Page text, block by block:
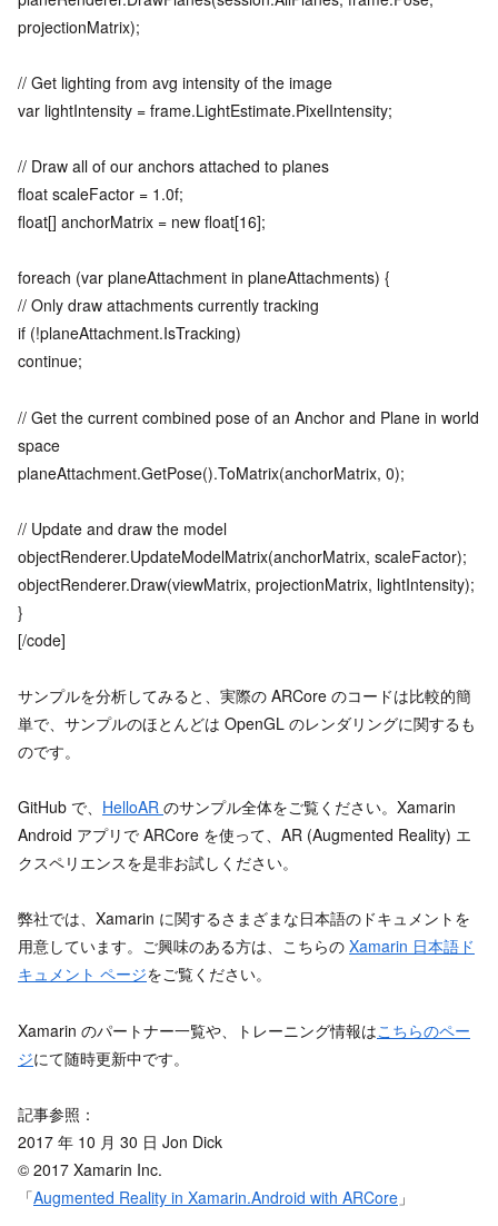
projectionMatrix);
// Get lighting from avg intensity of the image
var lightIntensity = frame.LightEstimate.PixelIntensity;
// Draw all of our anchors attached to planes
float scaleFactor = 1.0f;
float[] anchorMatrix = new float[16];
foreach (var planeAttachment in planeAttachments) {
// Only draw attachments currently tracking
if (!planeAttachment.IsTracking)
continue;
// Get the current combined pose of an Anchor and Plane in world
space
planeAttachment.GetPose().ToMatrix(anchorMatrix, 0);
// Update and draw the model
objectRenderer.UpdateModelMatrix(anchorMatrix, scaleFactor);
objectRenderer.Draw(viewMatrix, projectionMatrix, lightIntensity);
}
[/code]
サンプルを分析してみると、実際の ARCore のコードは比較的簡
単で、サンプルのほとんどは OpenGL のレンダリングに関するも
のです。
GitHub で、 HelloAR のサンプル全体をご覧ください。Xamarin
Android アプリで ARCore を使って、AR (Augmented Reality) エ
クスペリエンスを是非お試しください。
弊社では、Xamarin に関するさまざまな日本語のドキュメントを
用意しています。ご興味のある方は、こちらの Xamarin 日本語ド
キュメント ページをご覧ください。
Xamarin のパートナー一覧や、トレーニング情報はこちらのペー
ジにて随時更新中です。
記事参照：
2017 年 10 月 30 日 Jon Dick
© 2017 Xamarin Inc.
「Augmented Reality in Xamarin.Android with ARCore 」